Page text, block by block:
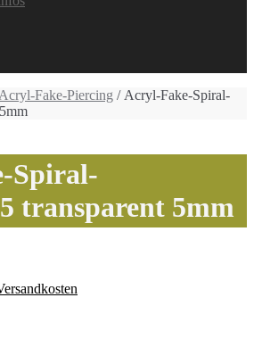
Acryl-Fake-Piercing / Acryl-Fake-Spiral-
Spiral-
transparent 5mm